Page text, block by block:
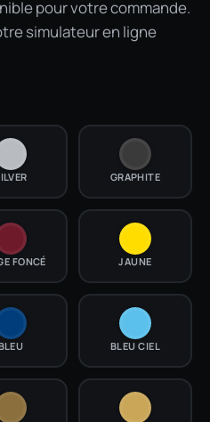
pour votre commande.
simulateur en ligne
GRAPHITE
FONCÉ JAUNE
BLEU CIEL